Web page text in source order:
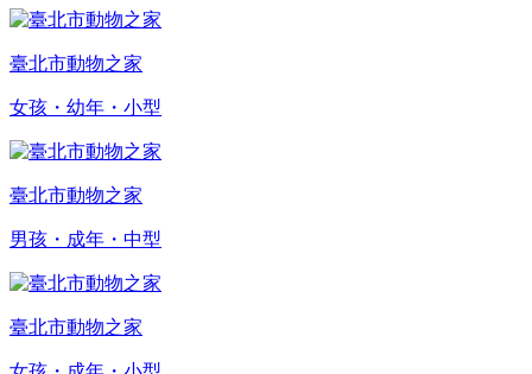
臺北市動物之家
女孩・幼年・小型
臺北市動物之家
男孩・成年・中型
臺北市動物之家